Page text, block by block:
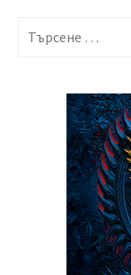
Търсене
за: